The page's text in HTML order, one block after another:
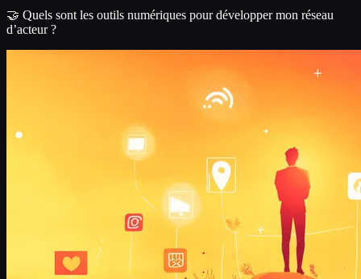
🤝 Quels sont les outils numériques pour développer mon réseau
d’acteur ?